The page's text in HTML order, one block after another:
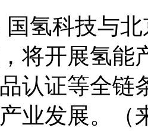
国氢科技与
将开展氢能
认证等全链
业发展。（